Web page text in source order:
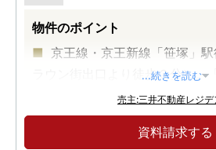
物件のポイント
京王線・京王新線「笹塚」
ラウン街出口より徒歩３分）。
地上２８階建、全６５９邸
一体複合開発、渋谷区最大級フ
...続きを読む
売主:三井不動産レジ
資料請求する